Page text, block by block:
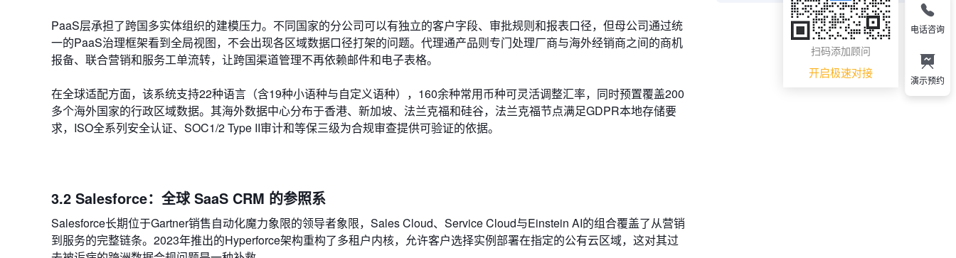
PaaS层承担了跨国多实体组织的建模压力。不同国家的分公司可以有独立的客户字段、审批规则和报表口径，但母公司通过统
一的PaaS治理框架看到全局视图，不会出现各区域数据口径打架的问题。代理通产品则专门处理厂商与海外经销商之间的商机
报备、联合营销和服务工单流转，让跨国渠道管理不再依赖邮件和电子表格。
在全球适配方面，该系统支持22种语言（含19种小语种与自定义语种），160余种常用币种可灵活调整汇率，同时预置覆盖200
多个海外国家的行政区域数据。其海外数据中心分布于香港、新加坡、法兰克福和硅谷，法兰克福节点满足GDPR本地存储要
求，ISO全系列安全认证、SOC1/2 Type II审计和等保三级为合规审查提供可验证的依据。
3.2 Salesforce：全球 SaaS CRM 的参照系
Salesforce长期位于Gartner销售自动化魔力象限的领导者象限，Sales Cloud、Service Cloud与Einstein AI的组合覆盖了从营销
到服务的完整链条。2023年推出的Hyperforce架构重构了多租户内核，允许客户选择实例部署在指定的公有云区域，这对其过
扫码添加顾问
开启极速对接
电话咨询
演示预约